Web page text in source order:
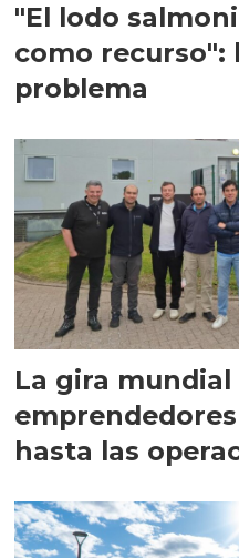
"El lodo
como recurso":
problema
La gira mundial
hasta las